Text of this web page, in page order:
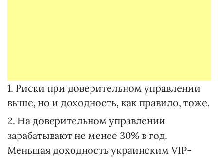
1. Риски при доверительном управлении
выше, но и доходность, как правило, тоже.
2. На доверительном управлении
зарабатывают не менее 30% в год.
Меньшая доходность украинским VIP-